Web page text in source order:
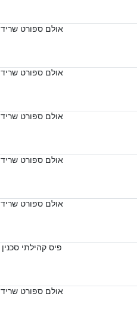
אולם ספורט שריד
אולם ספורט שריד
אולם ספורט שריד
אולם ספורט שריד
אולם ספורט שריד
פיס קהילתי סכנין
אולם ספורט שריד